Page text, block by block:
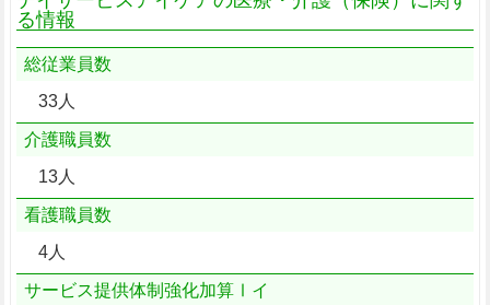
る情報
総従業員数
33人
介護職員数
13人
看護職員数
4人
サービス提供体制強化加算Ⅰイ